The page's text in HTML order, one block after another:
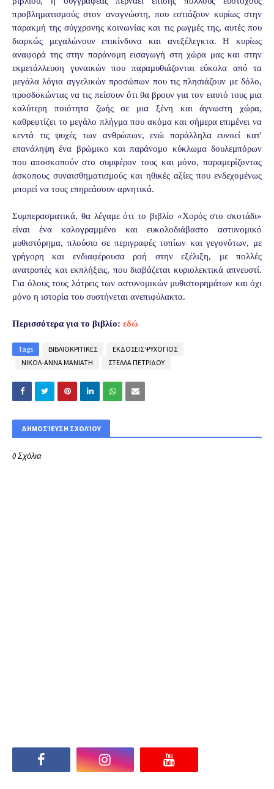
προβληματισμούς στον αναγνώστη, που εστιάζουν κυρίως στην
παρακμή της σύγχρονης κοινωνίας και τις ρωγμές της, αυτές που
διαρκώς μεγαλώνουν επικίνδυνα και ανεξέλεγκτα. Η κυρίως
αναφορά της στην παράνομη εισαγωγή στη χώρα μας και στην
εκμετάλλευση γυναικών που παραμυθιάζονται εύκολα από τα
μεγάλα λόγια αγγελικών προσώπων που τις πλησιάζουν με δόλο,
προσδοκώντας να τις πείσουν ότι θα βρουν για τον εαυτό τους μια
καλύτερη ποιότητα ζωής σε μια ξένη και άγνωστη χώρα,
καθρεφτίζει το μεγάλο πλήγμα που ακόμα και σήμερα επιμένει να
κεντά τις ψυχές των ανθρώπων, ενώ παράλληλα ευνοεί κατ'
επανάληψη ένα βρώμικο και παράνομο κύκλωμα δουλεμπόρων
που αποσκοπούν στο συμφέρον τους και μόνο, παραμερίζοντας
άσκοπους συναισθηματισμούς και ηθικές αξίες που ενδεχομένως
μπορεί να τους επηρεάσουν αρνητικά.
Συμπερασματικά, θα λέγαμε ότι το βιβλίο «Χορός στο σκοτάδι»
είναι ένα καλογραμμένο και ευκολοδιάβαστο αστυνομικό
μυθιστόρημα, πλούσιο σε περιγραφές τοπίων και γεγονότων, με
γρήγορη και ενδιαφέρουσα ροή στην εξέλιξη, με πολλές
ανατροπές και εκπλήξεις, που διαβάζεται κυριολεκτικά απνευστί.
Για όλους τους λάτρεις των αστυνομικών μυθιστορημάτων και όχι
μόνο η ιστορία του συστήνεται ανεπιφύλακτα.
Περισσότερα για το βιβλίο: εδώ
Tags ΒΙΒΛΙΟΚΡΙΤΙΚΕΣ
ΕΚΔΟΣΕΙΣ ΨΥΧΟΓΙΟΣ
ΝΙΚΟΛ-ΑΝΝΑ ΜΑΝΙΑΤΗ
ΣΤΕΛΛΑ ΠΕΤΡΙΔΟΥ
ΔΗΜΟΣΊΕΥΣΗ ΣΧΟΛΊΟΥ
0 Σχόλια